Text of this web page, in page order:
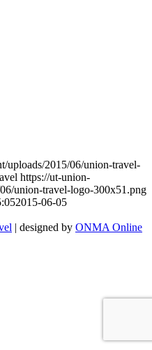
uploads/2015/06/union-travel-
https://ut-union-
union-travel-logo-300x51.png
2015-06-05
| designed by ONMA Online